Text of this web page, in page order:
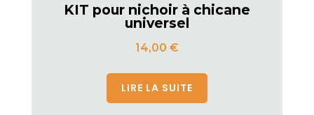
KIT pour nichoir à chicane
universel
14,00 €
LIRE LA SUITE